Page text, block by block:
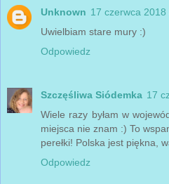
Unknown 17 czerwca 2018
Uwielbiam stare mury :)
Odpowiedz
Szczęśliwa Siódemka 17
Wiele razy byłam w
miejsca nie znam :) To
perełki! Polska jest piękna,
Odpowiedz